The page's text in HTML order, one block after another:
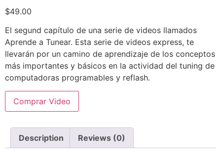
$49.00
El segund capítulo de una serie de videos llamados
Aprende a Tunear. Esta serie de videos express, te
llevarán por un camino de aprendizaje de los conceptos
más importantes y básicos en la actividad del tuning de
computadoras programables y reflash.
Comprar Video
Description Reviews (0)